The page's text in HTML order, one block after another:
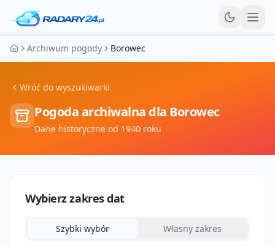
Strona główna
Archiwum pogody Borowec
Wróć do wyszukiwarki
Pogoda archiwalna dla Borowec
Dane historyczne od 1940 roku
Wybierz zakres dat
Szybki wybór Własny zakres